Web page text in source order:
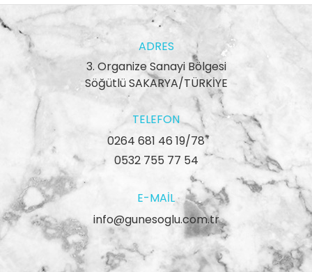
ADRES
3. Organize Sanayi Bölgesi
Söğütlü SAKARYA/TÜRKİYE
TELEFON
0264 681 46 19/78
0532 755 77 54
E-MAIL
info@gunesoglu.com.tr